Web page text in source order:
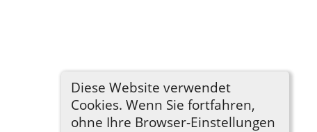
Diese Website verwendet
Cookies. Wenn Sie fortfahren,
ohne Ihre Browser-Einstellungen